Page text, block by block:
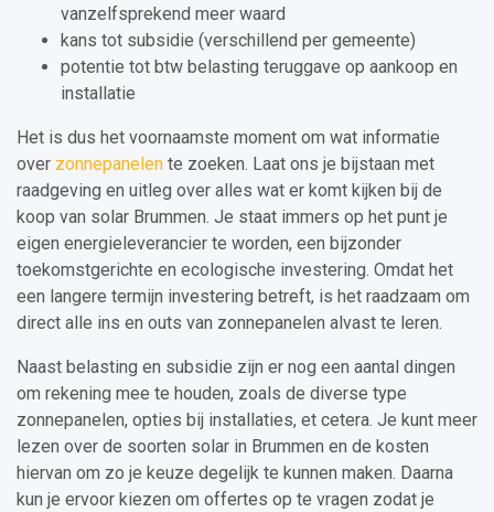
vanzelfsprekend meer waard
kans tot subsidie (verschillend per gemeente)
potentie tot btw belasting teruggave op aankoop en
installatie
Het is dus het voornaamste moment om wat informatie
over zonnepanelen te zoeken. Laat ons je bijstaan met
raadgeving en uitleg over alles wat er komt kijken bij de
koop van solar Brummen. Je staat immers op het punt je
eigen energieleverancier te worden, een bijzonder
toekomstgerichte en ecologische investering. Omdat het
een langere termijn investering betreft, is het raadzaam om
direct alle ins en outs van zonnepanelen alvast te leren.
Naast belasting en subsidie zijn er nog een aantal dingen
om rekening mee te houden, zoals de diverse type
zonnepanelen, opties bij installaties, et cetera. Je kunt meer
lezen over de soorten solar in Brummen en de kosten
hiervan om zo je keuze degelijk te kunnen maken. Daarna
kun je ervoor kiezen om offertes op te vragen zodat je